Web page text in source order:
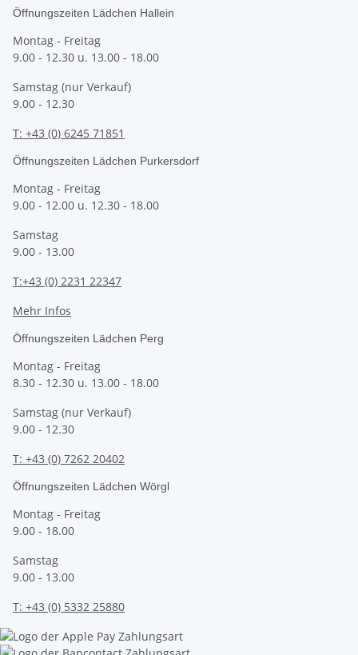
Öffnungszeiten Lädchen Hallein
Montag - Freitag
9.00 - 12.30 u. 13.00 - 18.00
Samstag (nur Verkauf)
9.00 - 12.30
T: +43 (0) 6245 71851
Öffnungszeiten Lädchen Purkersdorf
Montag - Freitag
9.00 - 12.00 u. 12.30 - 18.00
Samstag
9.00 - 13.00
T:+43 (0) 2231 22347
Mehr Infos
Öffnungszeiten Lädchen Perg
Montag - Freitag
8.30 - 12.30 u. 13.00 - 18.00
Samstag (nur Verkauf)
9.00 - 12.30
T: +43 (0) 7262 20402
Öffnungszeiten Lädchen Wörgl
Montag - Freitag
9.00 - 18.00
Samstag
9.00 - 13.00
T: +43 (0) 5332 25880